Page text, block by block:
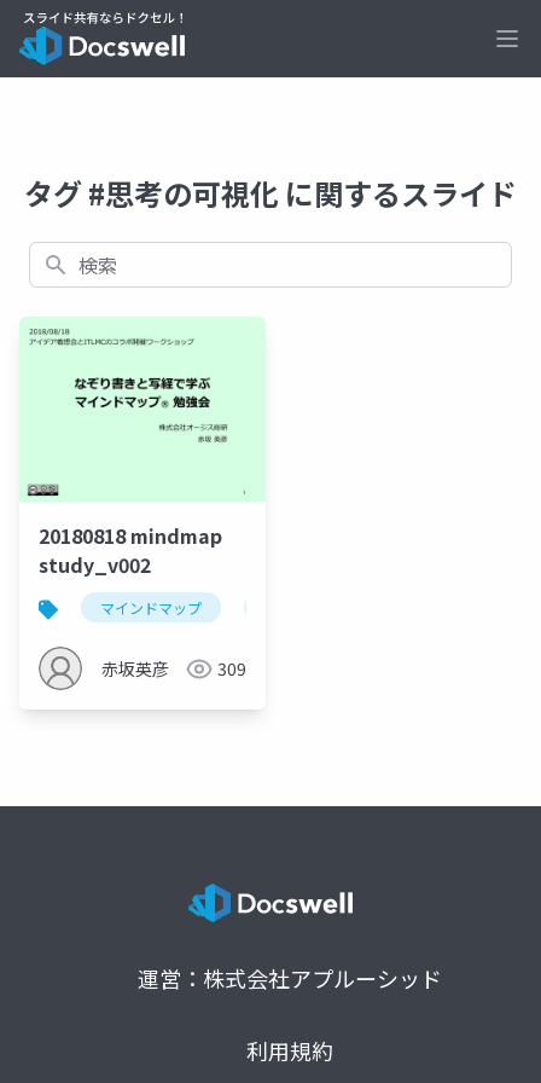
タグ #思考の可視化 に関するスライド
検索
20180818 mindmap
study_v002
マインドマップ
赤坂英彦 309
運営：株式会社アプルーシッド
利用規約